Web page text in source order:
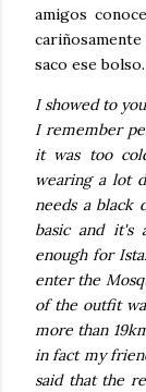
amigos
saco ese bolso.
I showed to
I remember
it was too
wearing a lot
needs a black
basic and it's
enough for
enter the
of the outfit
more than
in fact my
said that the